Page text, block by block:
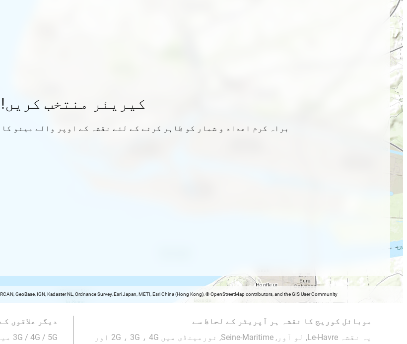
GeoBase, IGN, Kadaster NL, Ordnance Survey, Esri Japan, METI, Esri China (Hong Kong), © OpenStreetMap contributors, and the GIS User Community
کیریئر منتخب کریں!
براہ کرم اعداد و شمار کو ظاہر کرنے کے لئے نقشہ کے اوپر والے مینو
موبائل کوریج کا نقشہ ہر آپریٹر کے لحاظ سے
یہ نقشہ Le-Havre, لو آور, Seine-Maritime, نورمینڈی میں 2G ، 3G ، 4G اور
دیگر علاقوں
3G / 4G / 5G میں بھی موبائیل نیٹورک کوریج دیکھیں۔ :